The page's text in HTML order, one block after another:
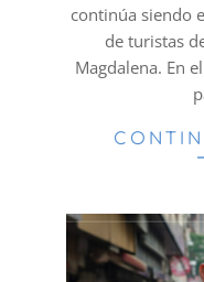
continúa siendo
de turistas
Magdalena. En